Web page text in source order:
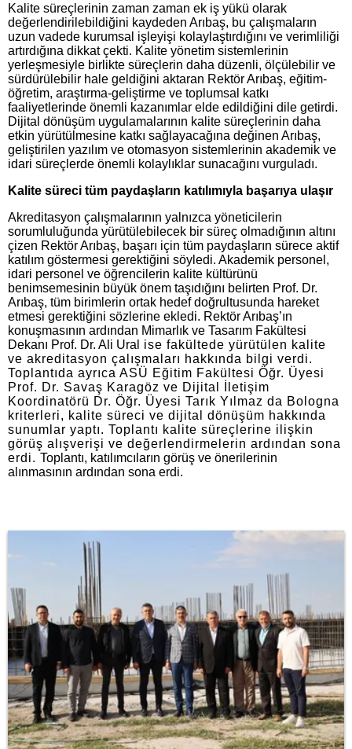
Kalite süreçlerinin zaman zaman ek iş yükü olarak
değerlendirilebildiğini kaydeden Arıbaş, bu çalışmaların
uzun vadede kurumsal işleyişi kolaylaştırdığını ve verimliliği
artırdığına dikkat çekti. Kalite yönetim sistemlerinin
yerleşmesiyle birlikte süreçlerin daha düzenli, ölçülebilir ve
sürdürülebilir hale geldiğini aktaran Rektör Arıbaş, eğitim-
öğretim, araştırma-geliştirme ve toplumsal katkı
faaliyetlerinde önemli kazanımlar elde edildiğini dile getirdi.
Dijital dönüşüm uygulamalarının kalite süreçlerinin daha
etkin yürütülmesine katkı sağlayacağına değinen Arıbaş,
geliştirilen yazılım ve otomasyon sistemlerinin akademik ve
idari süreçlerde önemli kolaylıklar sunacağını vurguladı.
Kalite süreci tüm paydaşların katılımıyla başarıya ulaşır
Akreditasyon çalışmalarının yalnızca yöneticilerin
sorumluluğunda yürütülebilecek bir süreç olmadığının altını
çizen Rektör Arıbaş, başarı için tüm paydaşların sürece aktif
katılım göstermesi gerektiğini söyledi. Akademik personel,
idari personel ve öğrencilerin kalite kültürünü
benimsemesinin büyük önem taşıdığını belirten Prof. Dr.
Arıbaş, tüm birimlerin ortak hedef doğrultusunda hareket
etmesi gerektiğini sözlerine ekledi. Rektör Arıbaş’ın
konuşmasının ardından Mimarlık ve Tasarım Fakültesi
Dekanı Prof. Dr. Ali Ural
ise fakültede yürütülen kalite
ve akreditasyon çalışmaları hakkında bilgi verdi.
Toplantıda ayrıca ASÜ Eğitim Fakültesi Öğr. Üyesi
Prof. Dr. Savaş Karagöz ve Dijital İletişim
Koordinatörü Dr. Öğr. Üyesi Tarık Yılmaz da Bologna
kriterleri, kalite süreci ve dijital dönüşüm hakkında
sunumlar yaptı. Toplantı kalite süreçlerine ilişkin
görüş alışverişi ve değerlendirmelerin ardından sona
erdi. Toplantı, katılımcıların görüş ve önerilerinin
alınmasının ardından sona erdi.